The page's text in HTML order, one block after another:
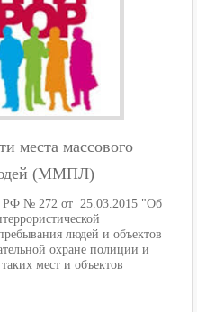
места массового
(ММПЛ)
РФ № 272 от 25.03.2015 "Об
людей и объектов
охране полиции и
мест и объектов